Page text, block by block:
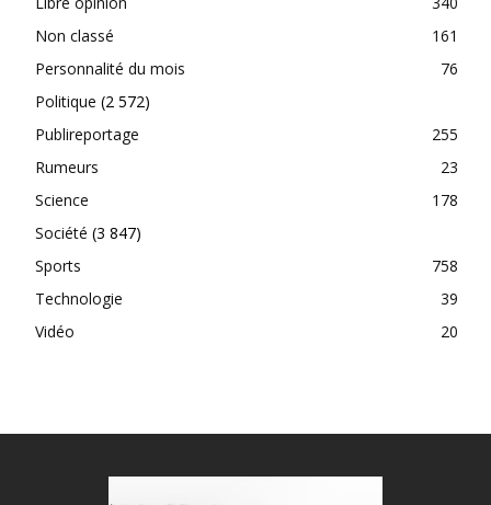
Non classé
161
Personnalité du mois
76
Politique (2 572)
Publireportage
255
Rumeurs
23
Science
178
Société (3 847)
Sports
758
Technologie
39
Vidéo
20